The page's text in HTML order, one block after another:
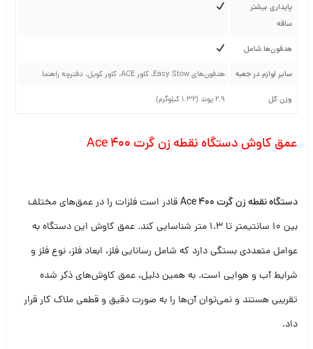
پایداری بیشتر
ساقه
هدفون‌ها شامل
سایر لوازم در جعبه هدفون‌های Easy Stow، کاور ACE، کاور کویل، دفترچه راهنما
وزن کل 2.9 پوند (1.32 کیلوگرم)
عمق کاوش دستگاه نقطه زن گرت Ace 400
دستگاه نقطه زن گرت Ace 400
قادر است فلزات را در عمق‌های مختلف
بین 10 سانتیمتر تا 1.3 متر شناسایی کند. عمق کاوش این دستگاه به
عوامل متعددی بستگی دارد که شامل رسانایی فلز، ابعاد فلز، نوع فلز و
شرایط آب و هوایی است. به همین دلیل، عمق کاوش‌های ذکر شده
تقریبی هستند و نمی‌توان آن‌ها را به صورت دقیق و قطعی ملاک کار قرار
داد.